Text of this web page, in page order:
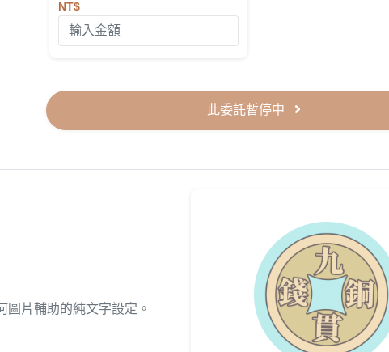
NT$
此委託暫停中
片輔助的純文字設定。